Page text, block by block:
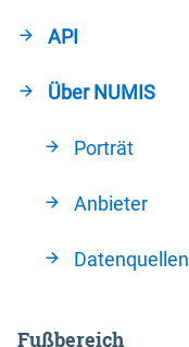
API
Über NUMIS
Porträt
Anbieter
Datenquellen
Fußbereich